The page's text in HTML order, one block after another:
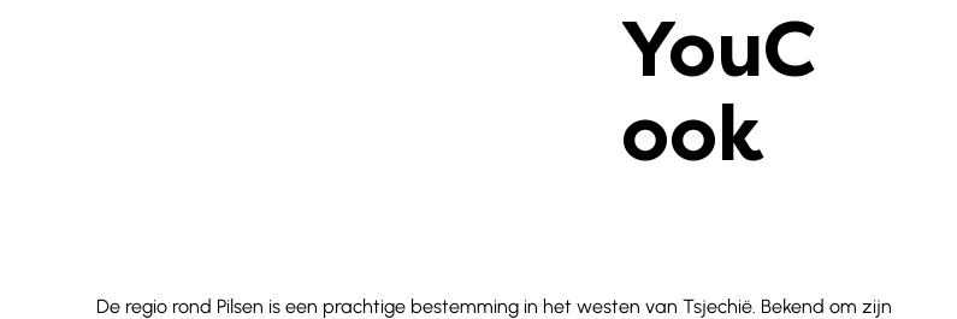
YouC
ook
De regio rond Pilsen is een prachtige bestemming in het westen van Tsjechië. Bekend om zijn